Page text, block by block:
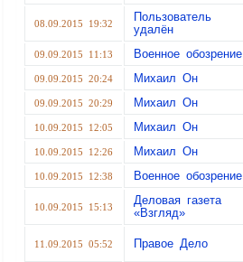
08.09.2015 19:32
Пользователь
удалён
09.09.2015 11:13 Военное обозрение
09.09.2015 20:24 Михаил Он
09.09.2015 20:29 Михаил Он
10.09.2015 12:05 Михаил Он
10.09.2015 12:26 Михаил Он
10.09.2015 12:38 Военное обозрение
10.09.2015 15:13
Деловая газета
«Взгляд»
11.09.2015 05:52 Правое Дело